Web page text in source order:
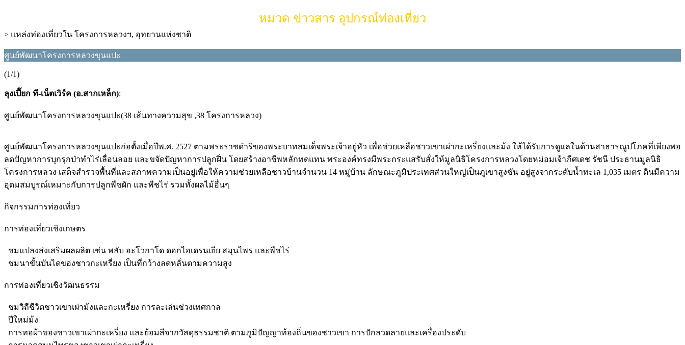
หมวด ข่าวสาร อุปกรณ์ท่องเที่ยว
> แหล่งท่องเที่ยวใน โครงการหลวงฯ, อุทยานแห่งชาติ
ศูนย์พัฒนาโครงการหลวงขุนแปะ
(1/1)
ลุงเปี๊ยก ที-เน็ตเวิร์ค (อ.สากเหล็ก):
ศูนย์พัฒนาโครงการหลวงขุนแปะ(38 เส้นทางความสุข ,38 โครงการหลวง)
ศูนย์พัฒนาโครงการหลวงขุนแปะก่อตั้งเมื่อปีพ.ศ. 2527 ตามพระราชดำริของพระบาทสมเด็จพระเจ้าอยู่หัว เพื่อช่วยเหลือชาวเขาเผ่ากะเหรี่ยงและม้ง ให้ได้รับการดูแลในด้านสาธารณูปโภคที่เพียงพอ
ลดปัญหาการบุกรุกป่าทำไร่เลื่อนลอย และขจัดปัญหาการปลูกฝิ่น โดยสร้างอาชีพหลักทดแทน พระองค์ทรงมีพระกระแสรับสั่งให้มูลนิธิโครงการหลวงโดยหม่อมเจ้าภีศเดช รัชนี ประธานมูลนิธิ
โครงการหลวง เสด็จสำรวจพื้นที่และสภาพความเป็นอยู่เพื่อให้ความช่วยเหลือชาวบ้านจำนวน 14 หมู่บ้าน ลักษณะภูมิประเทศส่วนใหญ่เป็นภูเขาสูงชัน อยู่สูงจากระดับน้ำทะเล 1,035 เมตร ดินมีความ
อุดมสมบูรณ์เหมาะกับการปลูกพืชผัก และพืชไร่ รวมทั้งผลไม้อื่นๆ
กิจกรรมการท่องเที่ยว
การท่องเที่ยวเชิงเกษตร
ชมแปลงส่งเสริมผลผลิต เช่น พลับ อะโวกาโด ดอกไฮเดรนเยีย สมุนไพร และพืชไร่
ชมนาขั้นบันไดของชาวกะเหรี่ยง เป็นที่กว้างลดหลั่นตามความสูง
การท่องเที่ยวเชิงวัฒนธรรม
ชมวิถีชีวิตชาวเขาเผ่าม้งและกะเหรี่ยง การละเล่นช่วงเทศกาล
ปีใหม่ม้ง
การทอผ้าของชาวเขาเผ่ากะเหรี่ยง และย้อมสีจากวัสดุธรรมชาติ ตามภูมิปัญญาท้องถิ่นของชาวเขา การปักลวดลายและเครื่องประดับ